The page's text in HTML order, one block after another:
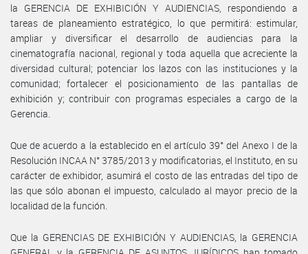
la GERENCIA DE EXHIBICIÓN Y AUDIENCIAS, respondiendo a
tareas de planeamiento estratégico, lo que permitirá: estimular,
ampliar y diversificar el desarrollo de audiencias para la
cinematografía nacional, regional y toda aquella que acreciente la
diversidad cultural; potenciar los lazos con las instituciones y la
comunidad; fortalecer el posicionamiento de las pantallas de
exhibición y; contribuir con programas especiales a cargo de la
Gerencia.
Que de acuerdo a la establecido en el artículo 39° del Anexo I de la
Resolución INCAA N° 3785/2013 y modificatorias, el Instituto, en su
carácter de exhibidor, asumirá el costo de las entradas del tipo de
las que sólo abonan el impuesto, calculado al mayor precio de la
localidad de la función.
Que la GERENCIAS DE EXHIBICIÓN Y AUDIENCIAS, la GERENCIA